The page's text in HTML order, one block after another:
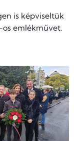
is képviseltük
os emlékművet.